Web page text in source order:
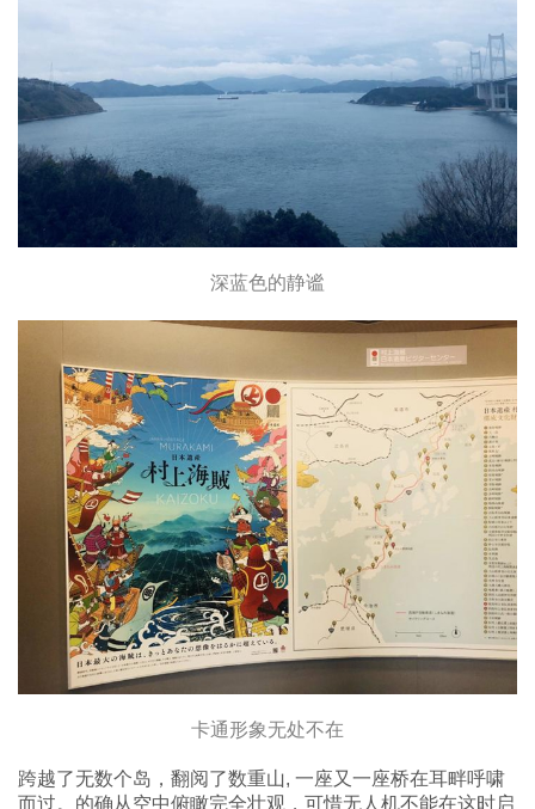
深蓝色的静谧
卡通形象无处不在
跨越了无数个岛，翻阅了数重山, 一座又一座桥在耳畔呼啸
而过。的确从空中俯瞰完全壮观，可惜无人机不能在这时启